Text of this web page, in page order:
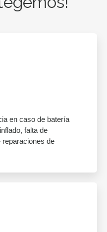
en caso de batería
falta de
de